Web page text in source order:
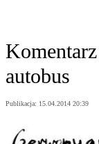
autobus
Publikacja: 15.04.2014 20:39